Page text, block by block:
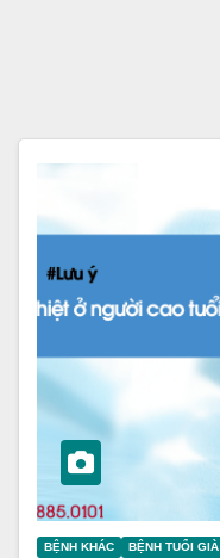
BỆNH KHÁC BỆNH TUỔI GIÀ